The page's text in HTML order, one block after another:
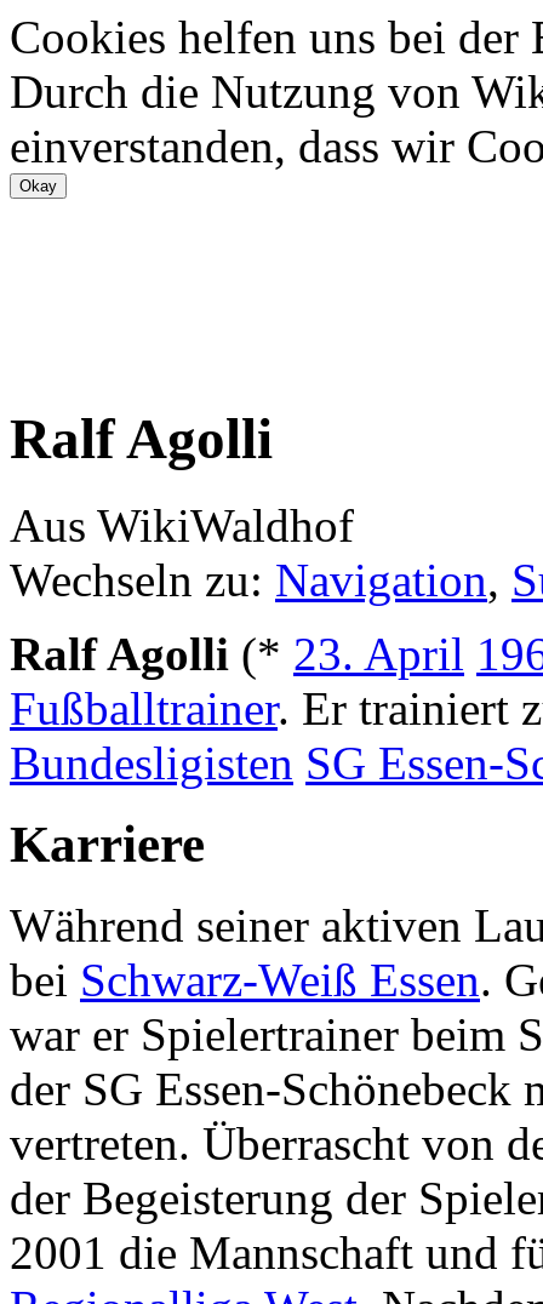
Cookies helfen uns bei
Durch die Nutzung von
einverstanden, dass wir
Ralf Agolli
Aus WikiWaldhof
Wechseln zu: Navigation,
Ralf Agolli (* 23. April
Fußballtrainer. Er trainiert
Bundesligisten SG Essen-
Karriere
Während seiner aktiven
bei Schwarz-Weiß Essen.
war er Spielertrainer beim
der SG Essen-
vertreten. Überrascht von
der Begeisterung der
2001 die Mannschaft und